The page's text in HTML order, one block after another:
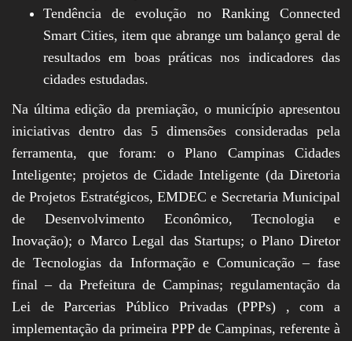
Tendência de evolução no Ranking Connected
Smart Cities, item que abrange um balanço geral de
resultados em boas práticas nos indicadores das
cidades estudadas.
Na última edição da premiação, o município apresentou
iniciativas dentro das 5 dimensões consideradas pela
ferramenta, que foram: o Plano Campinas Cidades
Inteligente; projetos de Cidade Inteligente (da Diretoria
de Projetos Estratégicos, EMDEC e Secretaria Municipal
de Desenvolvimento Econômico, Tecnologia e
Inovação); o Marco Legal das Startups; o Plano Diretor
de Tecnologias da Informação e Comunicação – fase
final – da Prefeitura de Campinas; regulamentação da
Lei de Parcerias Público Privadas (PPPs) , com a
implementação da primeira PPP de Campinas, referente à